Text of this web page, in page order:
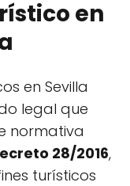
en
en Sevilla
legal que
normativa
28/2016,
turísticos